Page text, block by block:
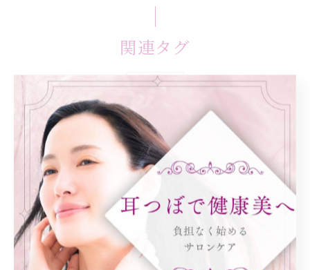
関連タグ
#脂肪燃焼
カテゴリー Categories
全てのカテゴリー
ダイエット
健康